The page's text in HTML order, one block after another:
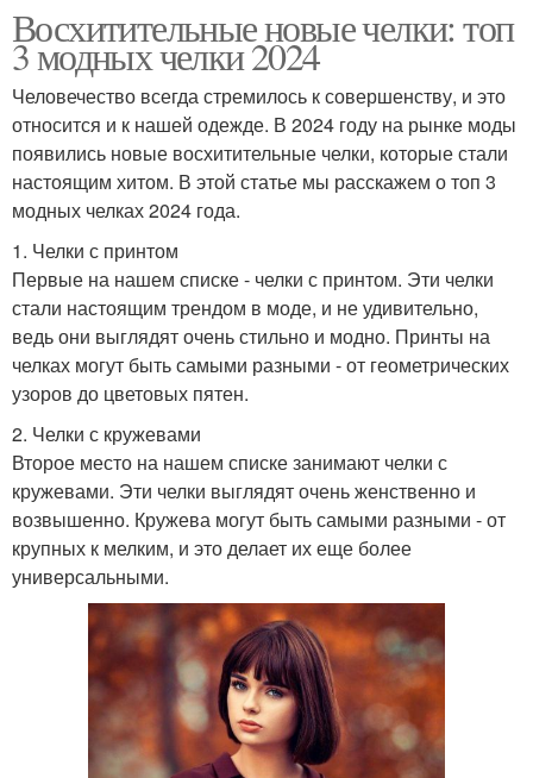
Восхитительные новые челки: топ
3 модных челки 2024
Человечество всегда стремилось к совершенству, и это
относится и к нашей одежде. В 2024 году на рынке моды
появились новые восхитительные челки, которые стали
настоящим хитом. В этой статье мы расскажем о топ 3
модных челках 2024 года.
1. Челки с принтом
Первые на нашем списке - челки с принтом. Эти челки
стали настоящим трендом в моде, и не удивительно,
ведь они выглядят очень стильно и модно. Принты на
челках могут быть самыми разными - от геометрических
узоров до цветовых пятен.
2. Челки с кружевами
Второе место на нашем списке занимают челки с
кружевами. Эти челки выглядят очень женственно и
возвышенно. Кружева могут быть самыми разными - от
крупных к мелким, и это делает их еще более
универсальными.